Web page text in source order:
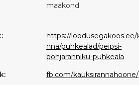
maakond
https://
nna/puhkealad/peipsi-
pohjaranniku-puhkeala
fb.com/kauksirannahoone/